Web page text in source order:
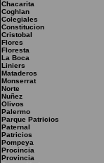
Chacarita
Coghlan
Colegiales
Constitucion
Cristobal
Flores
Floresta
La Boca
Liniers
Mataderos
Monserrat
Norte
Nuñez
Olivos
Palermo
Parque Patricios
Paternal
Patricios
Pompeya
Procincia
Provincia